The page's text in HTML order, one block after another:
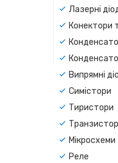
Лазерні
Конектори
Випрямні
Симістори
Тиристори
Мікросхеми
Реле